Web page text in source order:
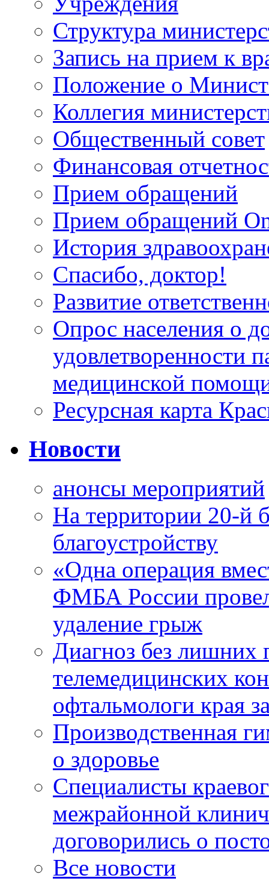
Структура
Запись на прием к
Положение о
Коллегия
Общественный совет
Финансовая
Прием обращений
Прием обращений
История
Спасибо, доктор!
Развитие
Опрос населения о
удовлетворенности
медицинской
Ресурсная карта
Новости
анонсы мероприятий
На территории 20-й
благоустройству
«Одна операция
ФМБА России
удаление грыж
Диагноз без лишних
телемедицинских
офтальмологи края
Производственная
о здоровье
Специалисты
межрайонной
договорились о
Все новости